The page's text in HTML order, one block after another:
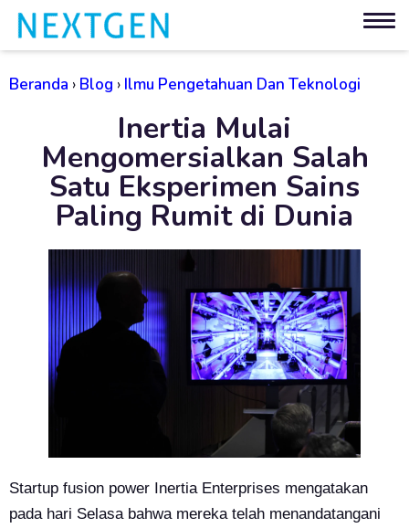
Beranda › Blog › Ilmu Pengetahuan Dan Teknologi
Inertia Mulai
Mengomersialkan Salah
Satu Eksperimen Sains
Paling Rumit di Dunia
Startup fusion power Inertia Enterprises mengatakan
pada hari Selasa bahwa mereka telah menandatangani